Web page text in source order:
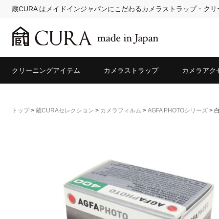
蔵CURA はメイドインジャパンにこだわるカメラストラップ・ク
クリーニングアイテム カメラストラップ カメラアク
トップ> 蔵CURAセレクション > カメラフィルム > AGFA PHOTOシリーズ >